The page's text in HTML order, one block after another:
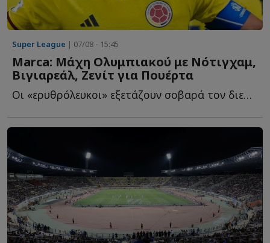
Super League | 07/08 - 15:45
Marca: Μάχη Ολυμπιακού με Νότιγχαμ,
Βιγιαρεάλ, Ζενίτ για Πουέρτα
Οι «ερυθρόλευκοι» εξετάζουν σοβαρά τον διεθνή Κολομβιανό χ...